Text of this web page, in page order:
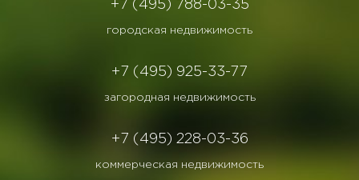
+7 (495) 788-03-35
городская недвижимость
+7 (495) 925-33-77
загородная недвижимость
+7 (495) 228-03-36
коммерческая недвижимость